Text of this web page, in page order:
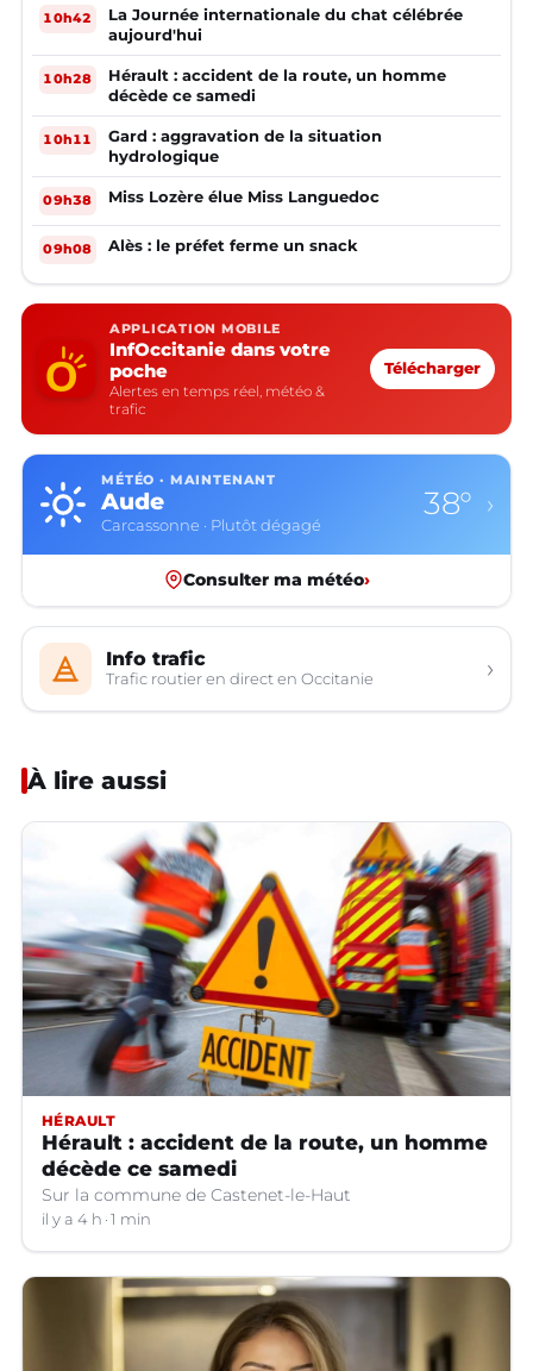
10h42
La Journée internationale du chat célébrée
aujourd'hui
10h28
Hérault : accident de la route, un homme
décède ce samedi
10h11
Gard : aggravation de la situation
hydrologique
09h38 Miss Lozère élue Miss Languedoc
09h08 Alès : le préfet ferme un snack
APPLICATION MOBILE
InfOccitanie dans votre
poche
Alertes en temps réel, météo &
trafic
Télécharger
MÉTÉO · MAINTENANT
Aude
Carcassonne · Plutôt dégagé
38° ›
Consulter ma météo›
Info trafic
Trafic routier en direct en Occitanie ›
À lire aussi
HÉRAULT
Hérault : accident de la route, un homme
décède ce samedi
Sur la commune de Castenet-le-Haut
il y a 4 h 1 min